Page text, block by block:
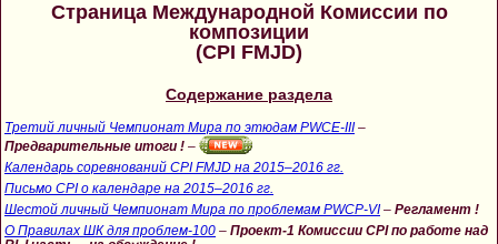
Страница Международной Комиссии по
композиции
(CPI FMJD)
Содержание раздела
Третий личный Чемпионат Мира по этюдам PWCE-III–
Предварительные итоги ! –
Календарь соревнований CPI FMJD на 2015–2016 гг.
Письмо CPI о календаре на 2015–2016 гг.
Шестой личный Чемпионат Мира по проблемам PWCP-VI– Регламент !
О Правилах ШК для проблем-100 – Проект-1 Комиссии CPI по работе над